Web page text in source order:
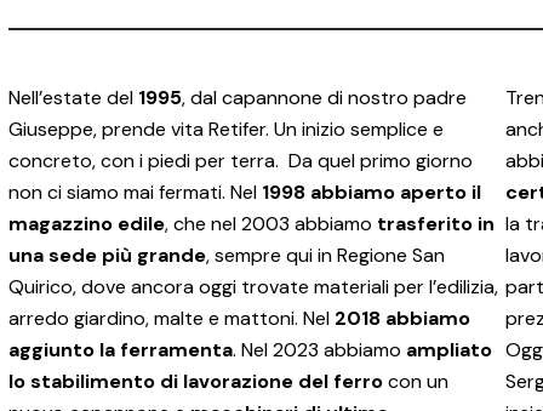
Nell’estate del 1995, dal capannone di nostro padre
Giuseppe, prende vita Retifer. Un inizio semplice e
concreto, con i piedi per terra. Da quel primo giorno
non ci siamo mai fermati. Nel 1998 abbiamo aperto il
magazzino edile, che nel 2003 abbiamo trasferito in
una sede più grande, sempre qui in Regione San
Quirico, dove ancora oggi trovate materiali per l’edilizia,
arredo giardino, malte e mattoni. Nel 2018 abbiamo
aggiunto la ferramenta. Nel 2023 abbiamo ampliato
lo stabilimento di lavorazione del ferrocon un
la